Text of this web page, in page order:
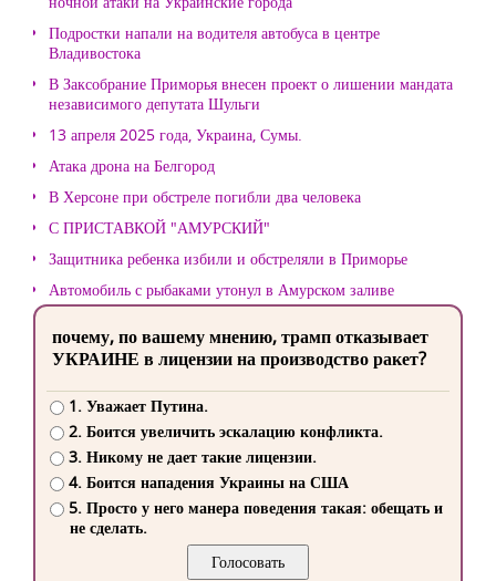
Подростки напали на водителя автобуса в центре
Владивостока
В Заксобрание Приморья внесен проект о лишении мандата
независимого депутата Шульги
13 апреля 2025 года, Украина, Сумы.
Атака дрона на Белгород
В Херсоне при обстреле погибли два человека
С ПРИСТАВКОЙ "АМУРСКИЙ"
Защитника ребенка избили и обстреляли в Приморье
Автомобиль с рыбаками утонул в Амурском заливе
почему, по вашему мнению, трамп отказывает
УКРАИНЕ в лицензии на производство ракет?
1. Уважает Путина.
2. Боится увеличить эскалацию конфликта.
3. Никому не дает такие лицензии.
4. Боится нападения Украины на США
5. Просто у него манера поведения такая: обещать и
не сделать.